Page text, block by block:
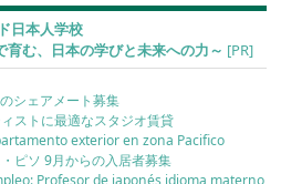
日本人学校
育む、日本の学びと未来への力～ [PR]
シェアメート募集
ストに最適なスタジオ賃貸
exterior en zona Pacifico
ピソ 9月からの入居者募集
Profesor de japonés idioma materno